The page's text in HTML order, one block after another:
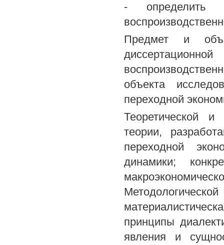
- определить
Предмет и
объекта
переходной
Теоретической и
теории,
переходной
динамики;
принципы
явления и